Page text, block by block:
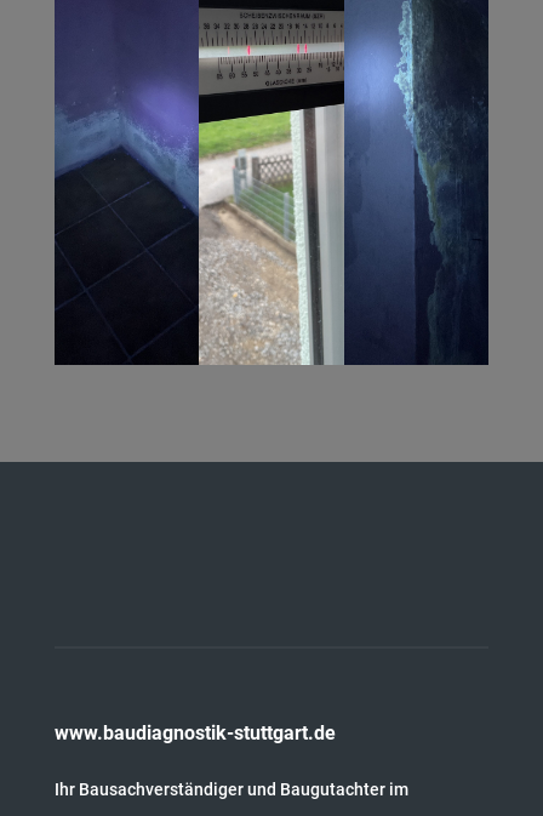
www.baudiagnostik-stuttgart.de
Ihr Bausachverständiger und Baugutachter im